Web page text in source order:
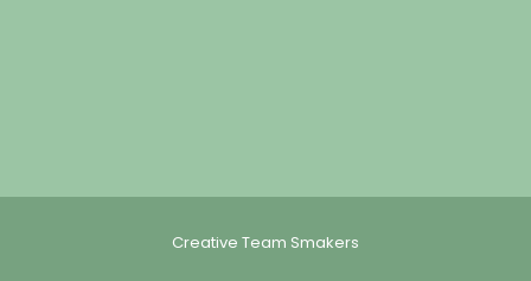
Creative Team Smakers